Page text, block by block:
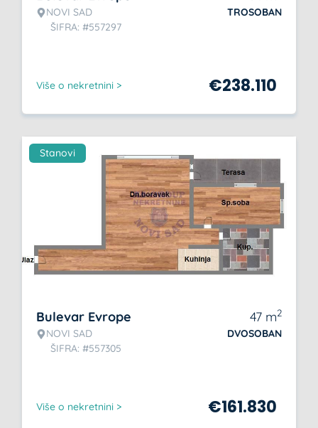
NOVI SAD
ŠIFRA: #557297
TROSOBAN
Više o nekretnini > €238.110
Stanovi
Bulevar Evrope
NOVI SAD
ŠIFRA: #557305
47 m2
DVOSOBAN
Više o nekretnini > €161.830